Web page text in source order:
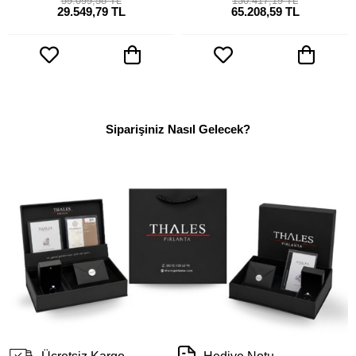
29.549,79 TL 65.208,59 TL
Siparişiniz Nasıl Gelecek?